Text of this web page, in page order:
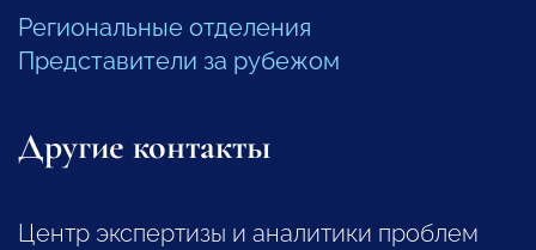
Региональные отделения
Представители за рубежом
Другие контакты
Центр экспертизы и аналитики проблем